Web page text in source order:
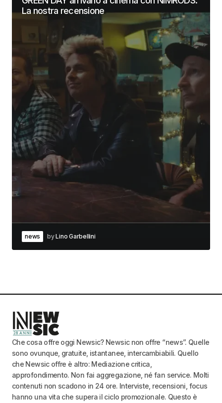
La nostra recensione
news byLino Garbellini
Che cosa offre oggi Newsic? Newsic non offre “news”. Quelle
sono ovunque, gratuite, istantanee, intercambiabili. Quello
che Newsic offre è altro: Mediazione critica,
approfondimento. Non fai aggregazione, né fan service. Molti
contenuti non scadono in 24 ore. Interviste, recensioni, focus
hanno una vita che supera il ciclo promozionale. Questo è